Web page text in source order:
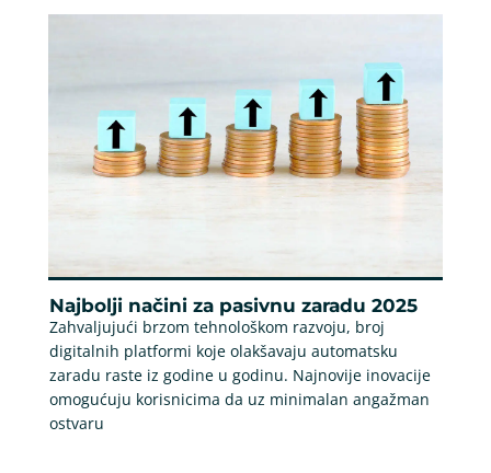
Najbolji načini za pasivnu zaradu 2025
Zahvaljujući brzom tehnološkom razvoju, broj
digitalnih platformi koje olakšavaju automatsku
zaradu raste iz godine u godinu. Najnovije inovacije
omogućuju korisnicima da uz minimalan angažman
ostvaru